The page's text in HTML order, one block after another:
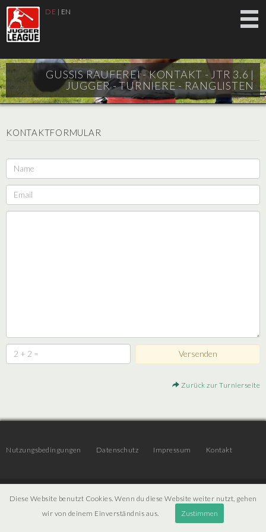
DE | EN
GUSSIS RAUFEREI - KONTAKT - JTR 3.6 |
JUGGER - TURNIERE - RANGLISTEN
KONTAKTFORMULAR
Zurück zur Turnierseite
Nutzungsbedingungen Datenschutz Impressum Kontakt
Diese Website benutzt Cookies. Wenn du diese Website weiter nutzt, gehen
wir von deinem Einverständnis aus.
Zustimmen